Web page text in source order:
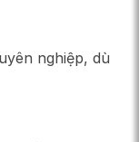
nghiệp, dù